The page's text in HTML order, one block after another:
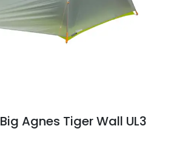
Big Agnes Tiger Wall UL3